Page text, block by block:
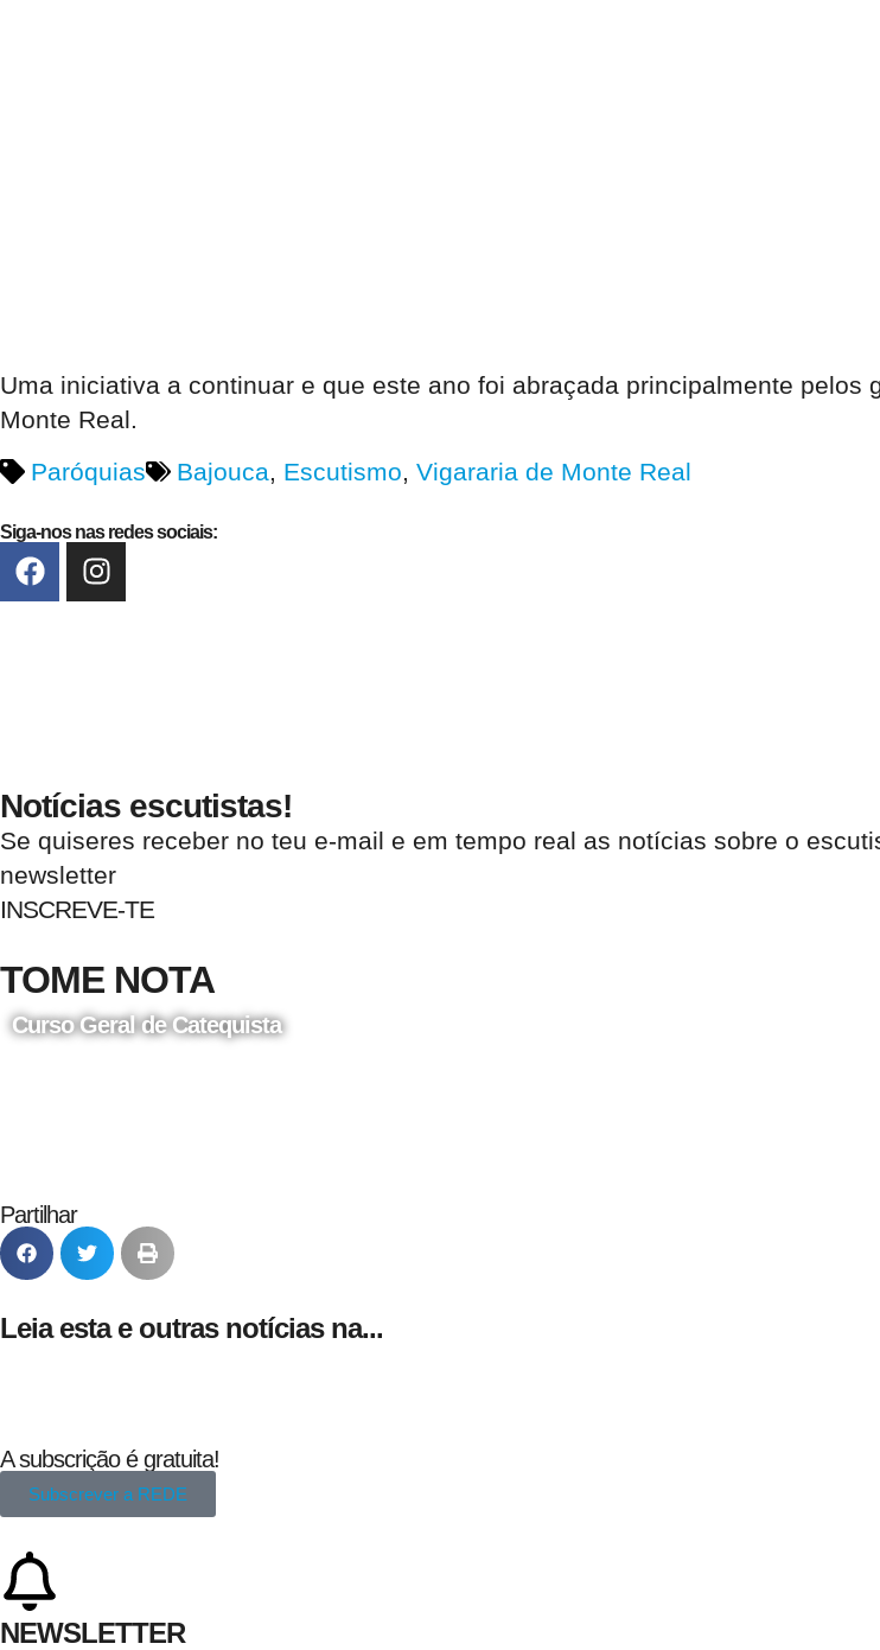
Uma iniciativa a continuar e que este ano foi abraçada principalmente
Monte Real.
Paróquias
Bajouca, Escutismo, Vigararia de Monte Real
Siga-nos nas redes sociais:
Notícias escutistas!
Se quiseres receber no teu e-mail e em tempo real as notícias sobre o
newsletter
INSCREVE-TE
TOME NOTA
Curso Geral de Catequista
Partilhar
Leia esta e outras notícias na...
A subscrição é gratuita!
Subscrever a REDE
NEWSLETTER